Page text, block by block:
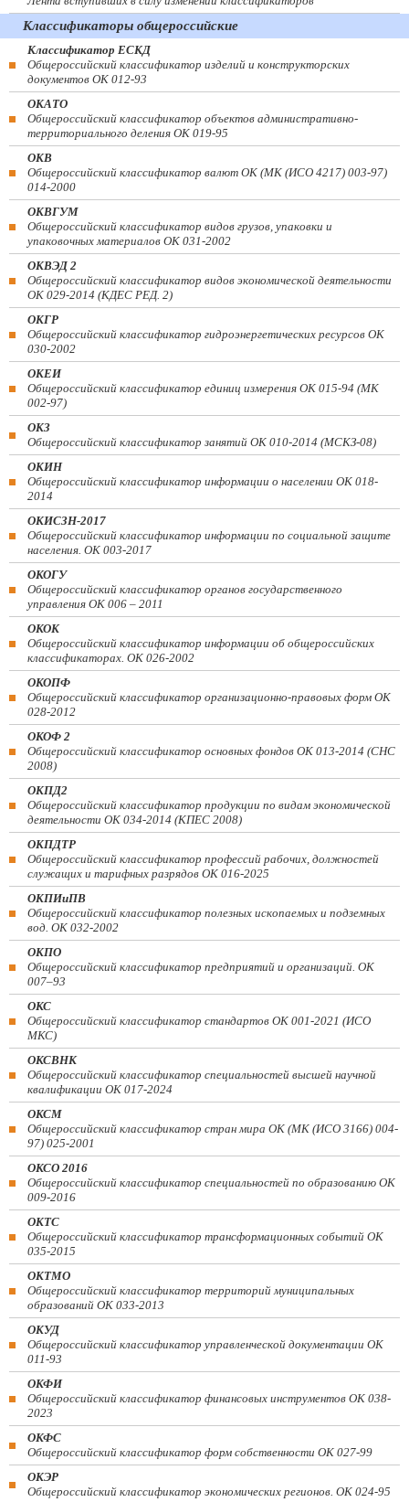
Классификаторы общероссийские
Классификатор ЕСКД
Общероссийский классификатор изделий и конструкторских
документов ОК 012-93
ОКАТО
Общероссийский классификатор объектов административно-
территориального деления ОК 019-95
ОКВ
Общероссийский классификатор валют ОК (МК (ИСО 4217) 003-97)
014-2000
ОКВГУМ
Общероссийский классификатор видов грузов, упаковки и
упаковочных материалов ОК 031-2002
ОКВЭД 2
Общероссийский классификатор видов экономической деятельности
ОК 029-2014 (КДЕС РЕД. 2)
ОКГР
Общероссийский классификатор гидроэнергетических ресурсов ОК
030-2002
ОКЕИ
Общероссийский классификатор единиц измерения ОК 015-94 (МК
002-97)
ОКЗ
Общероссийский классификатор занятий ОК 010-2014 (МСКЗ-08)
ОКИН
Общероссийский классификатор информации о населении ОК 018-
2014
ОКИСЗН-2017
Общероссийский классификатор информации по социальной защите
населения. ОК 003-2017
ОКОГУ
Общероссийский классификатор органов государственного
управления ОК 006 – 2011
ОКОК
Общероссийский классификатор информации об общероссийских
классификаторах. ОК 026-2002
ОКОПФ
Общероссийский классификатор организационно-правовых форм ОК
028-2012
ОКОФ 2
Общероссийский классификатор основных фондов ОК 013-2014 (СНС
2008)
ОКПД2
Общероссийский классификатор продукции по видам экономической
деятельности ОК 034-2014 (КПЕС 2008)
ОКПДТР
Общероссийский классификатор профессий рабочих, должностей
служащих и тарифных разрядов ОК 016-2025
ОКПИиПВ
Общероссийский классификатор полезных ископаемых и подземных
вод. ОК 032-2002
ОКПО
Общероссийский классификатор предприятий и организаций. ОК
007–93
ОКС
Общероссийский классификатор стандартов ОК 001-2021 (ИСО
МКС)
ОКСВНК
Общероссийский классификатор специальностей высшей научной
квалификации ОК 017-2024
ОКСМ
Общероссийский классификатор стран мира ОК (МК (ИСО 3166) 004-
97) 025-2001
ОКСО 2016
Общероссийский классификатор специальностей по образованию ОК
009-2016
ОКТС
Общероссийский классификатор трансформационных событий ОК
035-2015
ОКТМО
Общероссийский классификатор территорий муниципальных
образований ОК 033-2013
ОКУД
Общероссийский классификатор управленческой документации ОК
011-93
ОКФИ
Общероссийский классификатор финансовых инструментов OK 038-
2023
ОКФС
Общероссийский классификатор форм собственности ОК 027-99
ОКЭР
Общероссийский классификатор экономических регионов. ОК 024-95